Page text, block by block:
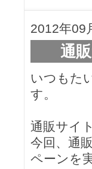
2012年
通
いつもた
す。
通販サイ
今回、通
ペーンを